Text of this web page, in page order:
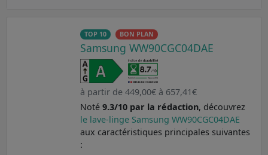
TOP 10 BON PLAN
Samsung WW90CGC04DAE
à partir de 449,00€ à 657,41€
Noté 9.3/10 par la rédaction, découvrez
le lave-linge Samsung WW90CGC04DAE
aux caractéristiques principales suivantes
: